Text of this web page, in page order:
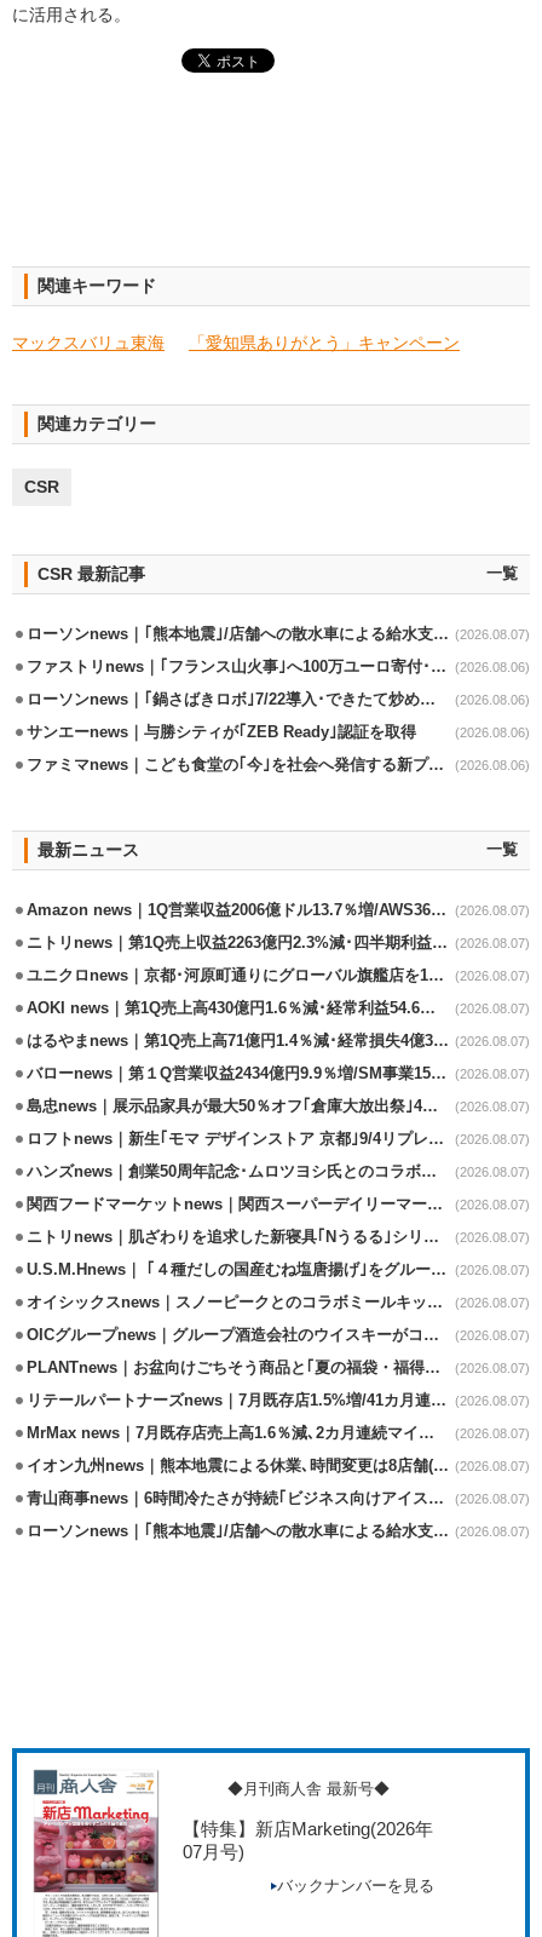
に活用される。
関連キーワード
マックスバリュ東海 「愛知県ありがとう」キャンペーン
関連カテゴリー
CSR
CSR 最新記事 一覧
ローソンnews｜｢熊本地震｣/店舗への散水車による給水支援を開始 (2026.08.07)
ファストリnews｜｢フランス山火事｣へ100万ユーロ寄付･衣料5万点も提供 (2026.08.06)
ローソンnews｜｢鍋さばきロボ｣7/22導入･できたて炒めメニューを提供 (2026.08.06)
サンエーnews｜与勝シティが｢ZEB Ready｣認証を取得 (2026.08.06)
ファミマnews｜こども食堂の｢今｣を社会へ発信する新プロジェクト始動 (2026.08.06)
最新ニュース 一覧
Amazon news｜1Q営業収益2006億ドル13.7％増/AWS36.8％％増が貢献 (2026.08.07)
ニトリnews｜第1Q売上収益2263億円2.3%減･四半期利益1.4％減 (2026.08.07)
ユニクロnews｜京都･河原町通りにグローバル旗艦店を11/6開設 (2026.08.07)
AOKI news｜第1Q売上高430億円1.6％減･経常利益54.6％減 (2026.08.07)
はるやまnews｜第1Q売上高71億円1.4％減･経常損失4億3800万円 (2026.08.07)
バローnews｜第１Q営業収益2434億円9.9％増/SM事業15.5％増と絶好調 (2026.08.07)
島忠news｜展示品家具が最大50％オフ｢倉庫大放出祭｣4店舗限定で開催 (2026.08.07)
ロフトnews｜新生｢モマ デザインストア 京都｣9/4リプレイスオープン (2026.08.07)
ハンズnews｜創業50周年記念･ムロツヨシ氏とのコラボ企画｢ムロハンズ｣開催 (2026.08.07)
関西フードマーケットnews｜関西スーパーデイリーマート蒲生店8/7改装 (2026.08.07)
ニトリnews｜肌ざわりを追求した新寝具｢Nうるる｣シリーズを発売 (2026.08.07)
U.S.M.Hnews｜ ｢４種だしの国産むね塩唐揚げ｣をグループ610店で共同販促 (2026.08.07)
オイシックスnews｜スノーピークとのコラボミールキット8/13発売 (2026.08.07)
OICグループnews｜グループ酒造会社のウイスキーがコンペティション受賞 (2026.08.07)
PLANTnews｜お盆向けごちそう商品と｢夏の福袋・福得カート｣8/8から開催 (2026.08.07)
リテールパートナーズnews｜7月既存店1.5%増/41カ月連続増 (2026.08.07)
MrMax news｜7月既存店売上高1.6％減､2カ月連続マイナス (2026.08.07)
イオン九州news｜熊本地震による休業､時間変更は8店舗(8/7時点) (2026.08.07)
青山商事news｜6時間冷たさが持続｢ビジネス向けアイスベスト｣発売 (2026.08.07)
ローソンnews｜｢熊本地震｣/店舗への散水車による給水支援を開始 (2026.08.07)
◆月刊商人舎 最新号◆
【特集】新店Marketing(2026年
07月号)
バックナンバーを見る